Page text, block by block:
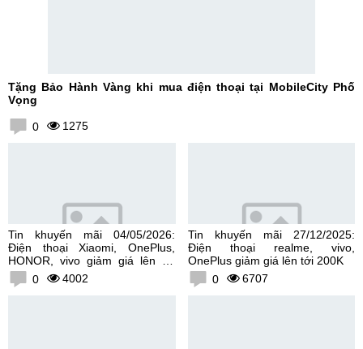
Tặng Bảo Hành Vàng khi mua điện thoại tại MobileCity Phố
Vọng
0 1275
Tin khuyến mãi 04/05/2026:
Điện thoại Xiaomi, OnePlus,
HONOR, vivo giảm giá lên tới
300K0 4002
Tin khuyến mãi 27/12/2025:
Điện thoại realme, vivo,
OnePlus giảm giá lên tới 200K
0
6707